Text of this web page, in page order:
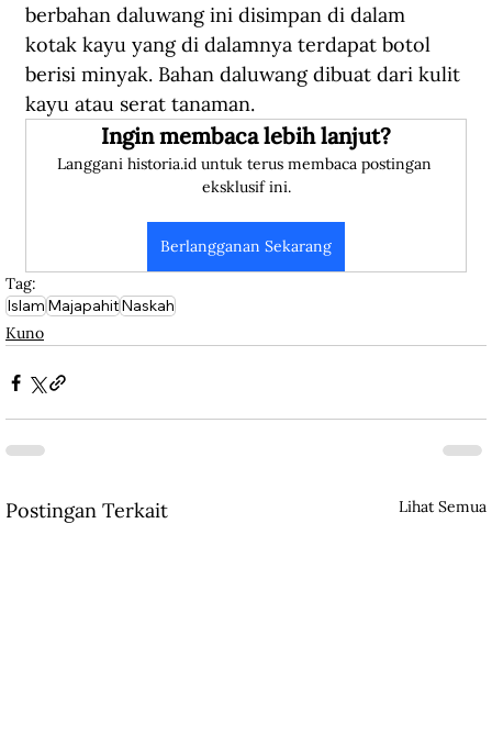
berbahan daluwang ini disimpan di dalam
kotak kayu yang di dalamnya terdapat botol
berisi minyak. Bahan daluwang dibuat dari kulit
kayu atau serat tanaman.
Ingin membaca lebih lanjut?
Langgani historia.id untuk terus membaca postingan
eksklusif ini.
Berlangganan Sekarang
Tag:
IslamMajapahitNaskah
Kuno
Postingan Terkait Lihat Semua